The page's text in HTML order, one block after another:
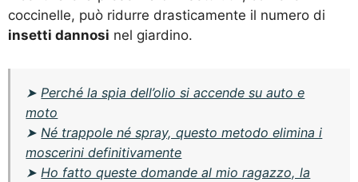
coccinelle, può ridurre drasticamente il numero di
insetti dannosi nel giardino.
➤Perché la spia dell’olio si accende su auto e
moto
➤Né trappole né spray, questo metodo elimina i
moscerini definitivamente
➤Ho fatto queste domande al mio ragazzo, la